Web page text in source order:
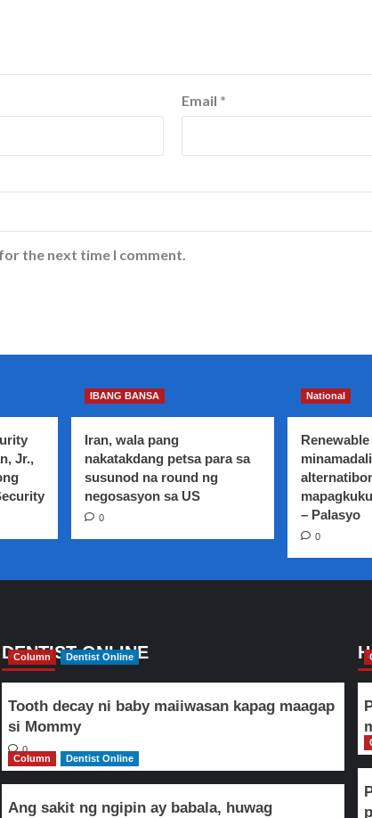
Email *
the next time I comment.
Jr.,
IBANG BANSA
Iran, wala pang
nakatakdang petsa para sa
susunod na round ng
negosasyon sa US
0
National
– Palasyo
0
DENTIST ONLINE
Column Dentist Online
Tooth decay ni baby maiiwasan kapag maagap
si Mommy
0
Column
Dentist Online
Ang sakit ng ngipin ay babala, huwag